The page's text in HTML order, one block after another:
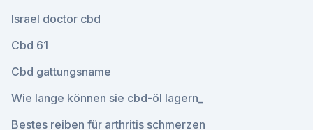
Israel doctor cbd
Cbd 61
Cbd gattungsname
Wie lange können sie cbd-öl lagern_
Bestes reiben für arthritis schmerzen